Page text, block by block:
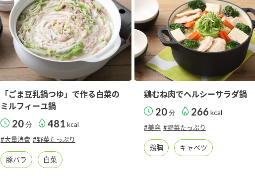
「ごま豆乳鍋つゆ」で作る白菜の
ミルフィーユ鍋
20分 481 kcal
#大量消費 #野菜たっぷり
豚バラ 白菜
鶏むね肉でヘルシーサラダ鍋
20分 266 kcal
#美容 #野菜たっぷり
鶏胸 キャベツ